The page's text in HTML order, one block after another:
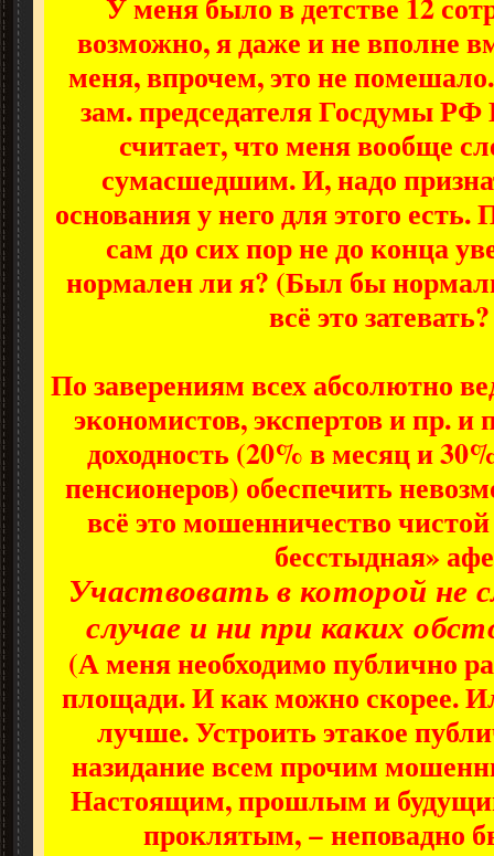
возможно, я даже и не вполне
меня, впрочем, это не
зам. председателя Госдумы
считает, что меня вообще
сумасшедшим. И, надо
основания у него для этого
сам до сих пор не до конца
нормален ли я? (Был бы
всё это
По заверениям всех абсолютно
экономистов, экспертов и пр.
доходность (20% в месяц и
пенсионеров) обеспечить
всё это мошенничество
бесстыдная»
Участвовать в которой не
случае и ни при каких
(А меня необходимо публично
площади. И как можно скорее.
лучше. Устроить этакое
назидание всем прочим
Настоящим, прошлым и
проклятым, − неповадно